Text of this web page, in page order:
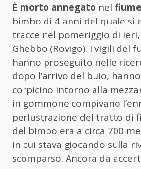
È morto annegato nel
bimbo di 4 anni del quale si
tracce nel pomeriggio di
Ghebbo (Rovigo). I vigili del
hanno proseguito nelle
dopo l’arrivo del buio,
corpicino intorno alla
in gommone compivano
perlustrazione del tratto di
del bimbo era a circa 700
in cui stava giocando sulla
scomparso. Ancora da